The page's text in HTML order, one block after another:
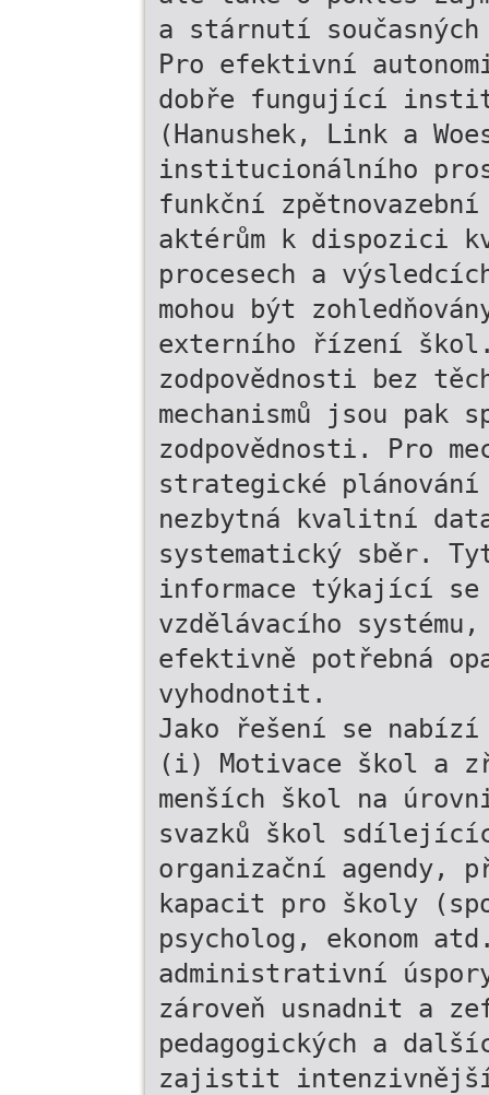
a stárnutí
Pro efektivní
dobře fungující
(Hanushek, Link a
institucionálního
funkční
aktérům k dispozici
procesech a
mohou být
externího řízení
zodpovědnosti bez
mechanismů jsou pak
zodpovědnosti. Pro
strategické
nezbytná kvalitní
systematický sběr.
informace týkající
vzdělávacího
efektivně potřebná
vyhodnotit.
Jako řešení se nabízí
(i) Motivace škol a
menších škol na
svazků škol
organizační agendy,
kapacit pro školy
psycholog, ekonom
administrativní
zároveň usnadnit a
pedagogických a
zajistit